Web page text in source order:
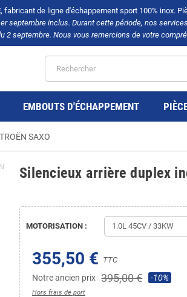
, fabricant de ligne d'échappement sport 100% inox.
septembre inclus. Durant cette période, nos
2 septembre. Nous vous remercions de votre
EMBOUTS D'ÉCHAPPEMENT
SAXO
Silencieux arrière duplex
MOTORISATION :
355,50 € TTC
Notre ancien prix 395,00 € -10%
Hors frais de port